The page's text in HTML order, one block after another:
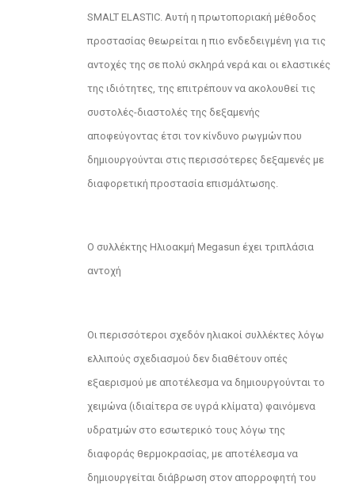
SMALT ELASTIC. Αυτή η πρωτοποριακή μέθοδος
προστασίας θεωρείται η πιο ενδεδειγμένη για τις
αντοχές της σε πολύ σκληρά νερά και οι ελαστικές
της ιδιότητες, της επιτρέπουν να ακολουθεί τις
συστολές-διαστολές της δεξαμενής
αποφεύγοντας έτσι τον κίνδυνο ρωγμών που
δημιουργούνται στις περισσότερες δεξαμενές με
διαφορετική προστασία επισμάλτωσης.
Ο συλλέκτης Ηλιοακμή Megasun έχει τριπλάσια
αντοχή
Οι περισσότεροι σχεδόν ηλιακοί συλλέκτες λόγω
ελλιπούς σχεδιασμού δεν διαθέτουν οπές
εξαερισμού με αποτέλεσμα να δημιουργούνται το
χειμώνα (ιδιαίτερα σε υγρά κλίματα) φαινόμενα
υδρατμών στο εσωτερικό τους λόγω της
διαφοράς θερμοκρασίας, με αποτέλεσμα να
δημιουργείται διάβρωση στον απορροφητή του